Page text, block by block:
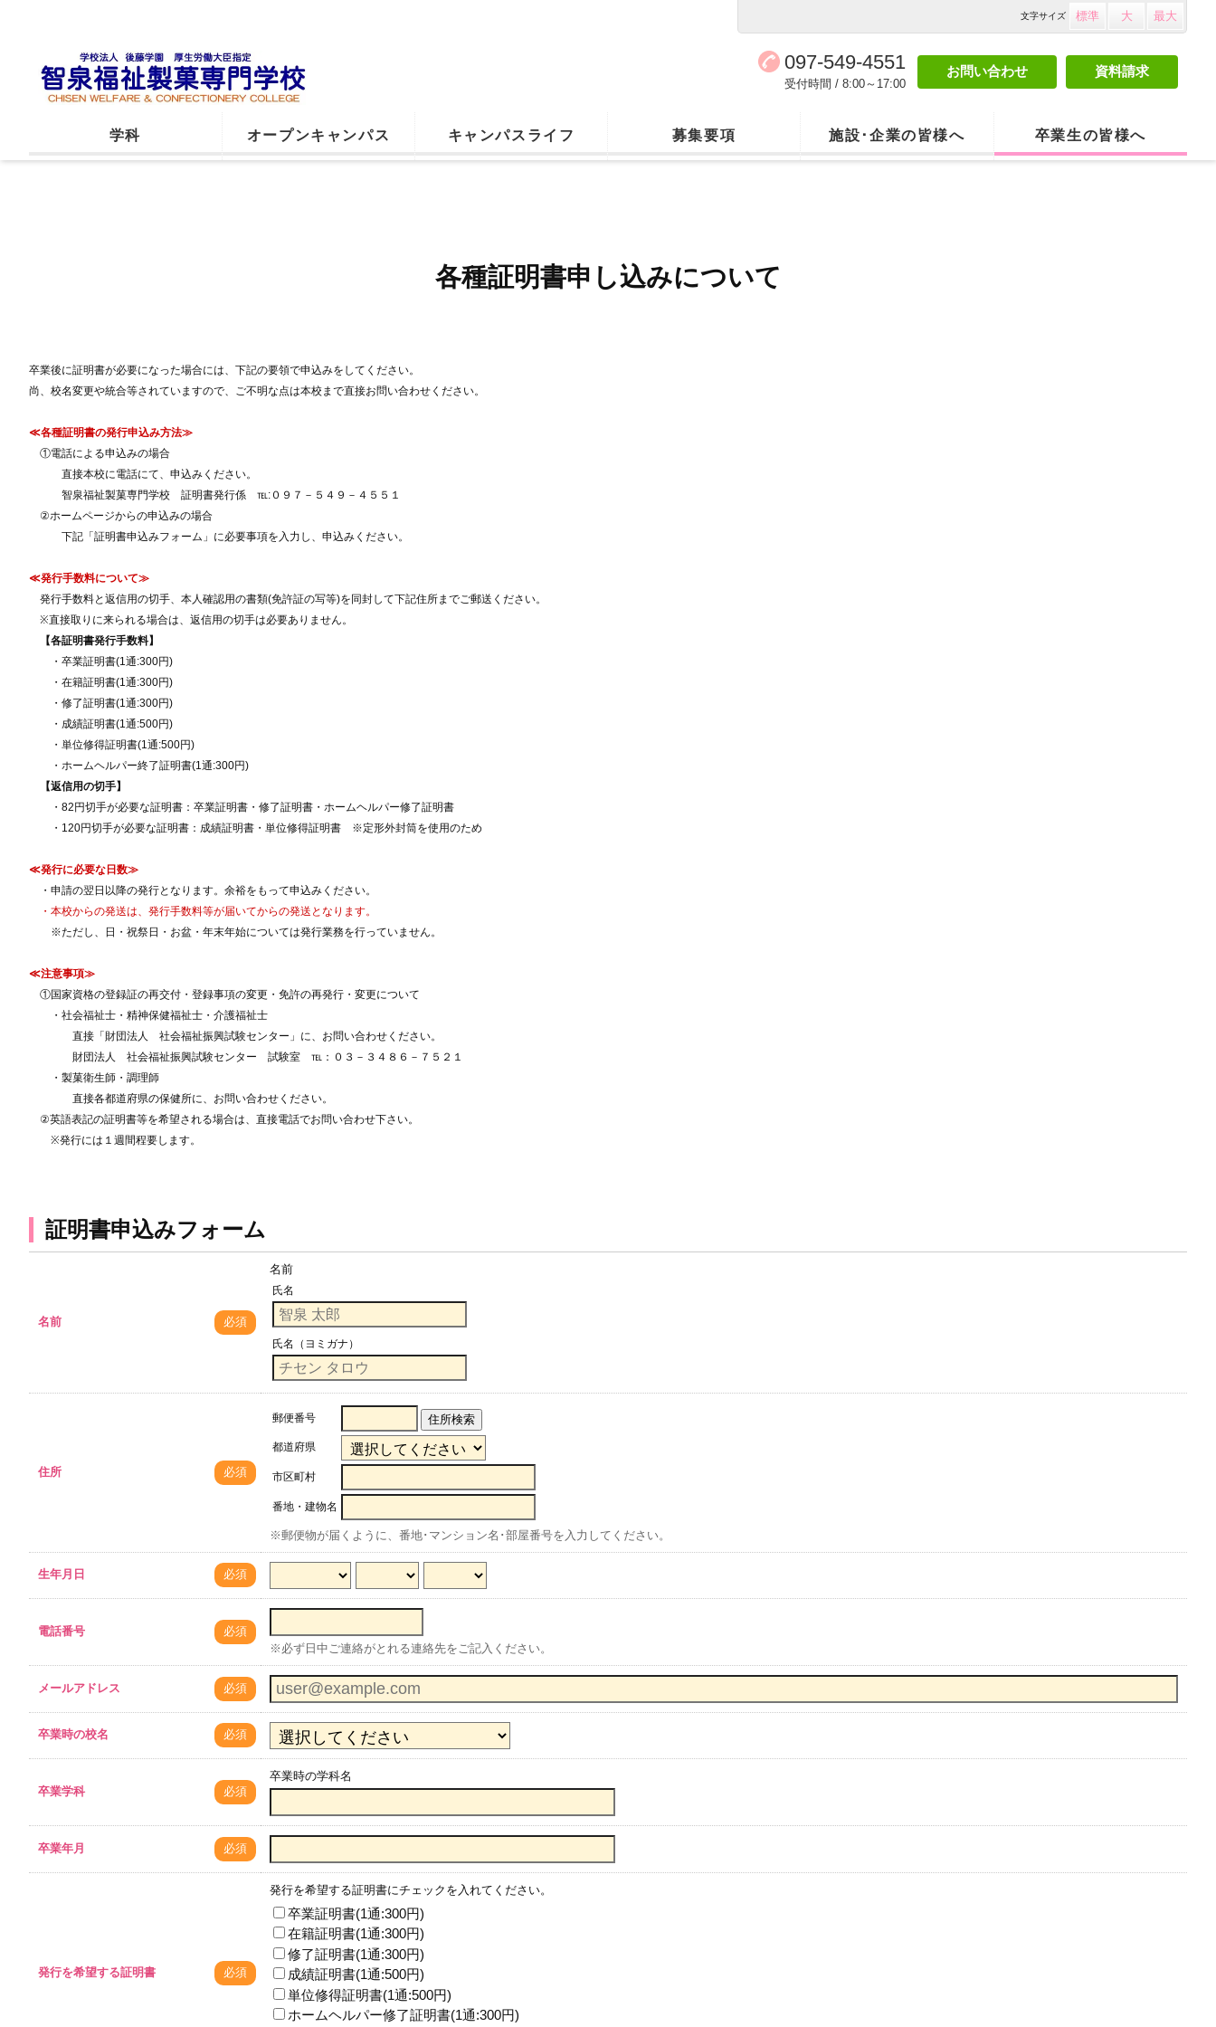
文字サイズ 標準 大 最大
097-549-4551
受付時間 / 8:00～17:00
お問い合わせ 資料請求
学科 オープンキャンパス キャンパスライフ 募集要項 施設･企業の皆様へ 卒業生の皆様へ
各種証明書申し込みについて
卒業後に証明書が必要になった場合には、下記の要領で申込みをしてください。
尚、校名変更や統合等されていますので、ご不明な点は本校まで直接お問い合わせください。
≪各種証明書の発行申込み方法≫
①電話による申込みの場合
直接本校に電話にて、申込みください。
智泉福祉製菓専門学校 証明書発行係 ℡:０９７－５４９－４５５１
②ホームページからの申込みの場合
下記「証明書申込みフォーム」に必要事項を入力し、申込みください。
≪発行手数料について≫
発行手数料と返信用の切手、本人確認用の書類(免許証の写等)を同封して下記住所までご郵送ください。
※直接取りに来られる場合は、返信用の切手は必要ありません。
【各証明書発行手数料】
・卒業証明書(1通:300円)
・在籍証明書(1通:300円)
・修了証明書(1通:300円)
・成績証明書(1通:500円)
・単位修得証明書(1通:500円)
・ホームヘルパー終了証明書(1通:300円)
【返信用の切手】
・82円切手が必要な証明書：卒業証明書・修了証明書・ホームヘルパー修了証明書
・120円切手が必要な証明書：成績証明書・単位修得証明書 ※定形外封筒を使用のため
≪発行に必要な日数≫
・申請の翌日以降の発行となります。余裕をもって申込みください。
・本校からの発送は、発行手数料等が届いてからの発送となります。
※ただし、日・祝祭日・お盆・年末年始については発行業務を行っていません。
≪注意事項≫
①国家資格の登録証の再交付・登録事項の変更・免許の再発行・変更について
・社会福祉士・精神保健福祉士・介護福祉士
直接「財団法人 社会福祉振興試験センター」に、お問い合わせください。
財団法人 社会福祉振興試験センター 試験室 ℡：０３－３４８６－７５２１
・製菓衛生師・調理師
直接各都道府県の保健所に、お問い合わせください。
②英語表記の証明書等を希望される場合は、直接電話でお問い合わせ下さい。
※発行には１週間程要します。
証明書申込みフォーム
名前 必須
名前
氏名
氏名（ヨミガナ）
住所 必須
郵便番号 住所検索
都道府県
市区町村
番地・建物名
※郵便物が届くように、番地･マンション名･部屋番号を入力してください。
生年月日 必須
電話番号
必須
※必ず日中ご連絡がとれる連絡先をご記入ください。
メールアドレス 必須
卒業時の校名 必須
卒業学科 必須
卒業時の学科名
卒業年月 必須
発行を希望する証明書 必須
発行を希望する証明書にチェックを入れてください。
卒業証明書(1通:300円)
在籍証明書(1通:300円)
修了証明書(1通:300円)
成績証明書(1通:500円)
単位修得証明書(1通:500円)
ホームヘルパー修了証明書(1通:300円)